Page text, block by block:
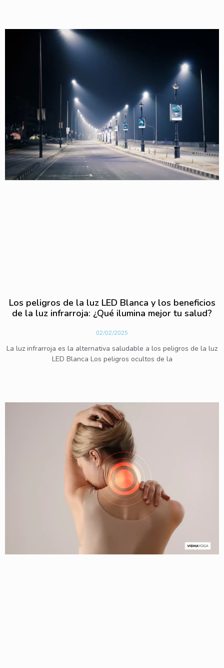
Los peligros de la luz LED Blanca y los beneficios
de la luz infrarroja: ¿Qué ilumina mejor tu salud?
02/02/2025
La luz infrarroja es la alternativa saludable a los peligros de la luz
LED Blanca Los peligros ocultos de la